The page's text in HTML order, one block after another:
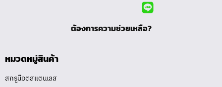
ต้องการความช่วยเหลือ?
หมวดหมู่สินค้า
สกรูน๊อตสแตนเลส